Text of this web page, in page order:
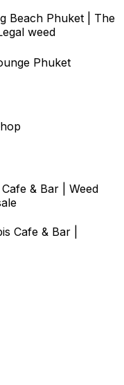
Beach Phuket | The
weed
Phuket
& Bar | Weed
Cafe & Bar |